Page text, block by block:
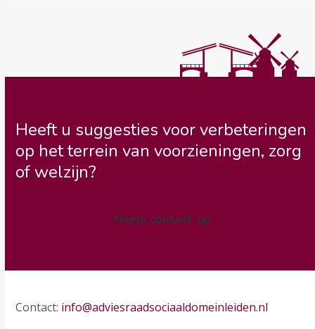
Heeft u suggesties voor verbeteringen
op het terrein van voorzieningen, zorg
of welzijn?
Neem contact op
Contact: info@adviesraadsociaaldomeinleiden.nl